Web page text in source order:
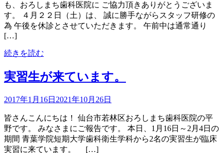
も、おろしまち歯科医院に ご協力頂きありがとうございま
す。 ４月２２日（土）は、 誠に勝手ながらスタッフ研修の
為 午後を休診とさせていただきます。 午前中は通常通り
[…]
続きを読む
実習生が来ています。
2017年1月16日 2021年10月26日
皆さんこんにちは！ 仙台市若林区おろしまち歯科医院の平
野です。 みなさまにご報告です。 本日、1月16日～2月4日の
期間 青葉学院短期大学歯科衛生学科から2名の実習生が臨床
実習に来ています。 […]